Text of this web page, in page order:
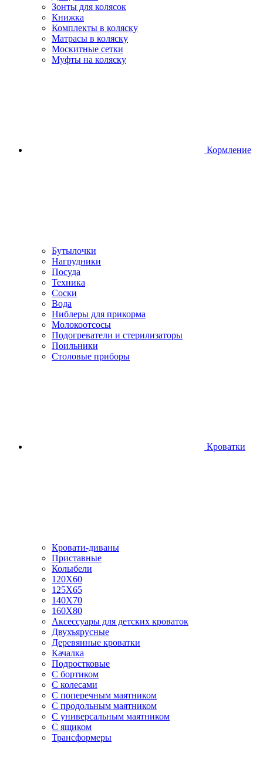
Зонты для колясок
Книжка
Комплекты в коляску
Матрасы в коляску
Москитные сетки
Муфты на коляску
Кормление
Бутылочки
Нагрудники
Посуда
Техника
Соски
Вода
Ниблеры для прикорма
Молокоотсосы
Подогреватели и стерилизаторы
Поильники
Столовые приборы
Кроватки
Кровати-диваны
Приставные
Колыбели
120Х60
125X65
140Х70
160Х80
Аксессуары для детских кроваток
Двухъярусные
Деревянные кроватки
Качалка
Подростковые
С бортиком
С колесами
С поперечным маятником
С продольным маятником
С универсальным маятником
С ящиком
Трансформеры